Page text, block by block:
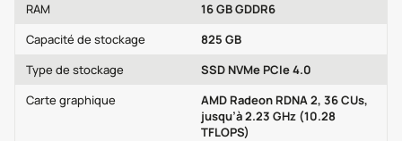
RAM
16 GB GDDR6
Capacité de stockage
825 GB
Type de stockage
SSD NVMe PCIe 4.0
Carte graphique
AMD Radeon RDNA 2, 36 CUs,
jusqu’à 2.23 GHz (10.28
TFLOPS)